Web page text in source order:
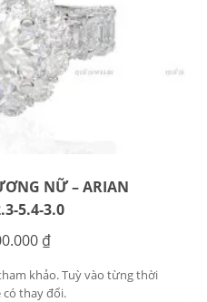
NỮ – ARIAN
5.4-3.0
₫
khảo. Tuỳ vào từng thời
có thay đổi.